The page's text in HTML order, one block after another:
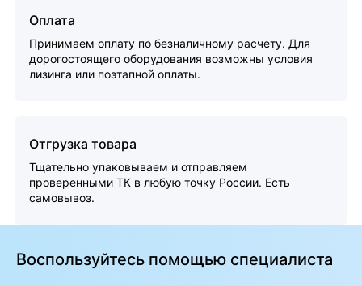
Оплата
Принимаем оплату по безналичному расчету. Для
дорогостоящего оборудования возможны условия
лизинга или поэтапной оплаты.
Отгрузка товара
Тщательно упаковываем и отправляем
проверенными ТК в любую точку России. Есть
самовывоз.
Воспользуйтесь помощью специалиста